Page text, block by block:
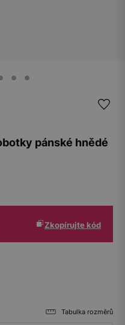
pánské hnědé
Zkopírujte kód
Tabulka rozměrů